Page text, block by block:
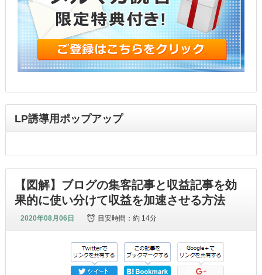
LP誘導用ポップアップ
【図解】ブログの集客記事と収益記事を効
果的に使い分けて収益を加速させる方法
2020年08月06日 目安時間：約 14分